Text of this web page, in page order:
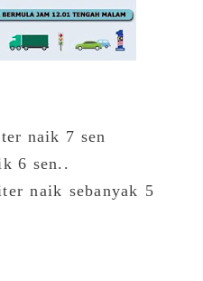
naik 7 sen
6 sen..
naik sebanyak 5